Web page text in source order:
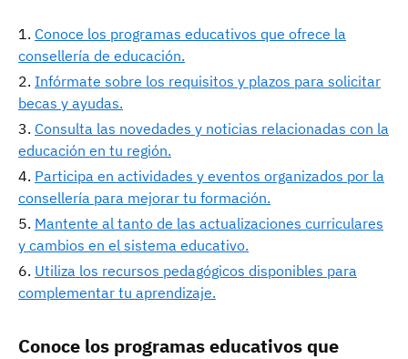
Conoce los programas educativos que ofrece la
consellería de educación.
Infórmate sobre los requisitos y plazos para solicitar
becas y ayudas.
Consulta las novedades y noticias relacionadas con la
educación en tu región.
Participa en actividades y eventos organizados por la
consellería para mejorar tu formación.
Mantente al tanto de las actualizaciones curriculares
y cambios en el sistema educativo.
Utiliza los recursos pedagógicos disponibles para
complementar tu aprendizaje.
Conoce los programas educativos que